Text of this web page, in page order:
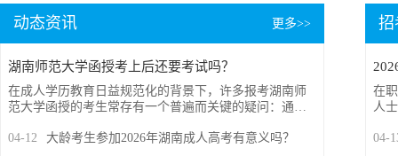
更多>>
动态资讯
湖南师范大学函授考上后还要考试吗？
在成人学历教育日益规范化的背景下，许多报考湖南师
范大学函授的考生常存有一个普遍而关键的疑问：通过
任何考核呢？今天本文就给大家带来这一问题的答案解
04-12
大龄考生参加2026年湖南成人高考有意义吗？
招
在
人
习
04-